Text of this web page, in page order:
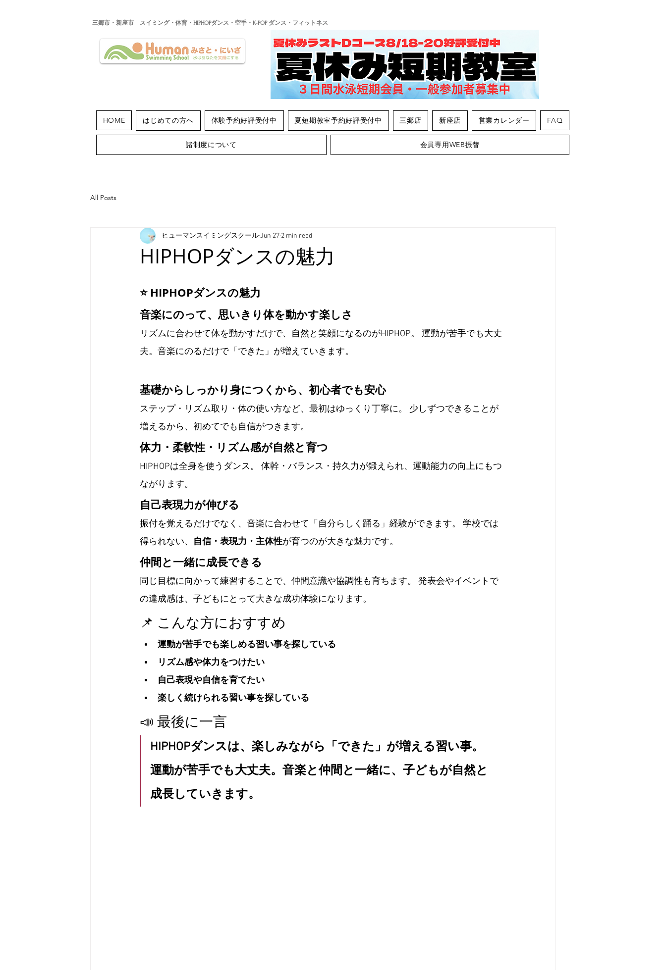
​三郷市・新座市 スイミング・体育・HIPHOPダンス・空手・K-POP ダンス・フィットネス
HOME はじめての方へ 体験予約好評受付中 夏短期教室予約好評受付中 三郷店 新座店 営業カレンダー FAQ
諸制度について 会員専用WEB振替
All Posts
HIPHOPダンスの魅力
ヒューマンスイミングスクールJun 27 2 min read
⭐ HIPHOPダンスの魅力
音楽にのって、思いきり体を動かす楽しさ
リズムに合わせて体を動かすだけで、自然と笑顔になるのがHIPHOP。 運動が苦手でも大丈
夫。音楽にのるだけで「できた」が増えていきます。
基礎からしっかり身につくから、初心者でも安心
ステップ・リズム取り・体の使い方など、最初はゆっくり丁寧に。 少しずつできることが
増えるから、初めてでも自信がつきます。
体力・柔軟性・リズム感が自然と育つ
HIPHOPは全身を使うダンス。 体幹・バランス・持久力が鍛えられ、運動能力の向上にもつ
ながります。
自己表現力が伸びる
振付を覚えるだけでなく、音楽に合わせて「自分らしく踊る」経験ができます。 学校では
得られない、
自信・表現力・主体性が育つのが大きな魅力です。
仲間と一緒に成長できる
同じ目標に向かって練習することで、仲間意識や協調性も育ちます。 発表会やイベントで
の達成感は、子どもにとって大きな成功体験になります。
📌 こんな方におすすめ
運動が苦手でも楽しめる習い事を探している
リズム感や体力をつけたい
自己表現や自信を育てたい
楽しく続けられる習い事を探している
📣 最後に一言
HIPHOPダンスは、楽しみながら「できた」が増える習い事。
運動が苦手でも大丈夫。音楽と仲間と一緒に、子どもが自然と
成長していきます。